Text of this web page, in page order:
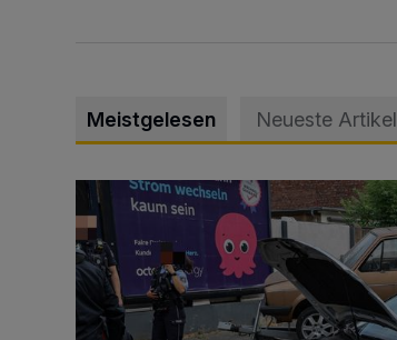
Meistgelesen Neueste Artikel
Schwerer Unfall mit 2,48 Promille